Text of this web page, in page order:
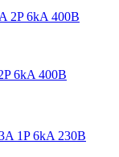
6kA 400В